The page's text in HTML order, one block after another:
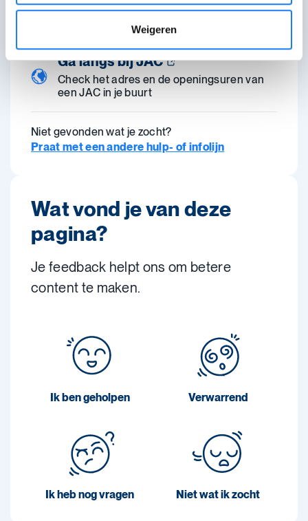
Weigeren
Stuur een mail of vul het contactformulier
Ga langs bij JAC
Check het adres en de openingsuren van
een JAC in je buurt
Niet gevonden wat je zocht?
Praat met een andere hulp- of infolijn
Wat vond je van deze
pagina?
Je feedback helpt ons om betere
content te maken.
Ik ben geholpen Verwarrend
Ik heb nog vragen Niet wat ik zocht